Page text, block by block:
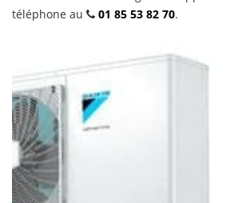
téléphone au
01 85 53 82 70.